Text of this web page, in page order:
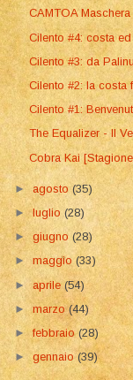
CAMTOA
Cilento #4: costa
Cilento #3: da
Cilento #2: la costa
Cilento #1:
The Equalizer - Il
Cobra Kai
►agosto(35)
►luglio(28)
►giugno(28)
►maggio(33)
► aprile(54)
►marzo(44)
►febbraio (28)
►gennaio(39)